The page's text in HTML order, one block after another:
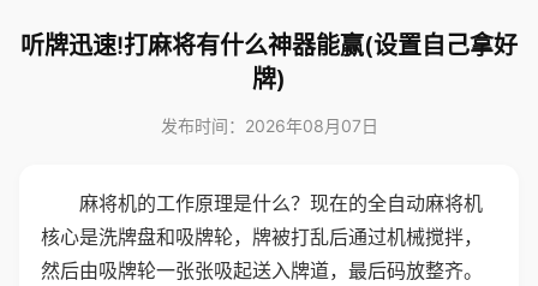
听牌迅速!打麻将有什么神器能赢(设置自己拿好
牌)
发布时间：2026年08月07日
麻将机的工作原理是什么？现在的全自动麻将机
核心是洗牌盘和吸牌轮，牌被打乱后通过机械搅拌，
然后由吸牌轮一张张吸起送入牌道，最后码放整齐。